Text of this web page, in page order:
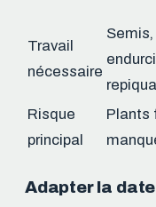
Travail
nécessaire
Risque
principal
Plants
Adapter la